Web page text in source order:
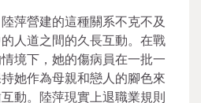
萍營建的這種關系不克不及
人道之間的久長互動。在戰
境下，她的傷病員在一批一
她作為母親和戀人的腳色來
動。陸萍現實上退職業規則